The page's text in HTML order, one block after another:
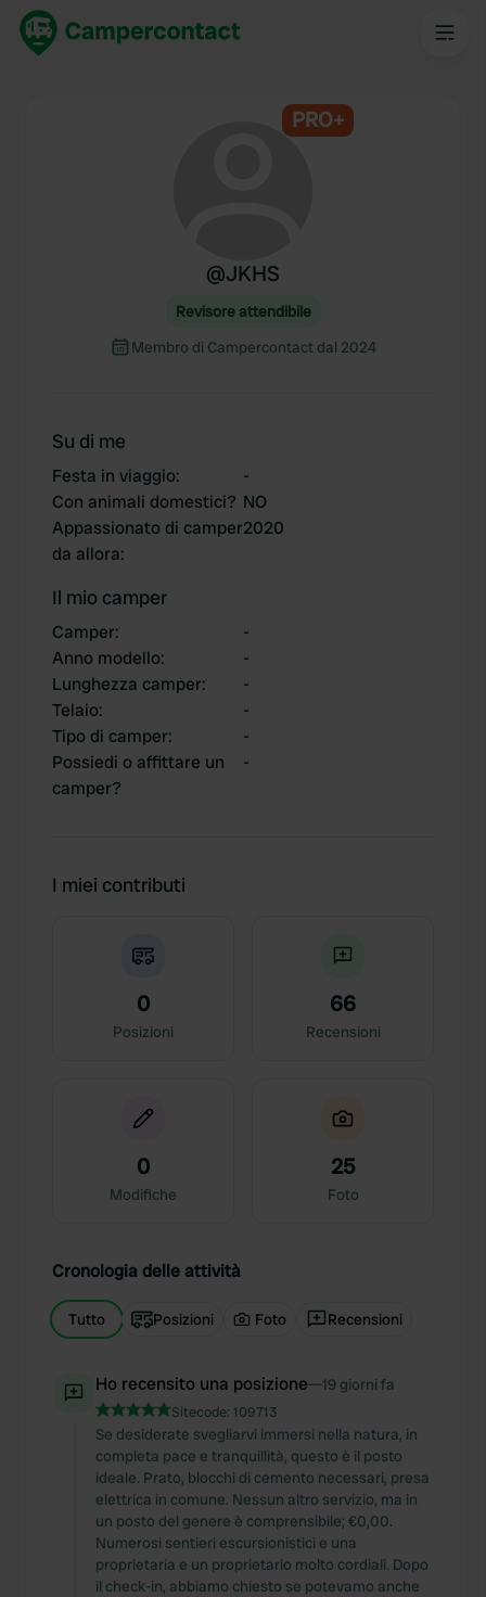
PRO+
@JKHS
Revisore attendibile
Membro di Campercontact dal 2024
Su di me
Festa in viaggio:
-
Con animali domestici? NO
Appassionato di camper
da allora:
2020
Il mio camper
Camper:
-
Anno modello:
-
Lunghezza camper:
-
Telaio:
-
Tipo di camper:
-
Possiedi o affittare un
camper?
-
I miei contributi
0
Posizioni
66
Recensioni
0
Modifiche
25
Foto
Cronologia delle attività
Tutto Posizioni Foto Recensioni
Ho recensito una posizione—19 giorni fa
Sitecode: 109713
Se desiderate svegliarvi immersi nella natura, in
completa pace e tranquillità, questo è il posto
ideale. Prato, blocchi di cemento necessari, presa
elettrica in comune. Nessun altro servizio, ma in
un posto del genere è comprensibile; €0,00.
Numerosi sentieri escursionistici e una
proprietaria e un proprietario molto cordiali. Dopo
il check-in, abbiamo chiesto se potevamo anche